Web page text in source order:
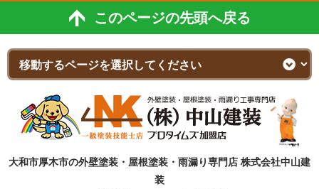
このページの先頭へ戻る
大和市厚木市の外壁塗装・屋根塗装・雨漏り専門店 株式会社中山建
装